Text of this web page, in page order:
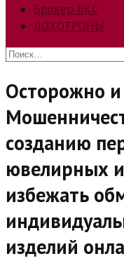
Брокер БКС
ЛОХОТРОНЫ
Найти:
Осторожно
созданию
ювелирных
избежать
изделий